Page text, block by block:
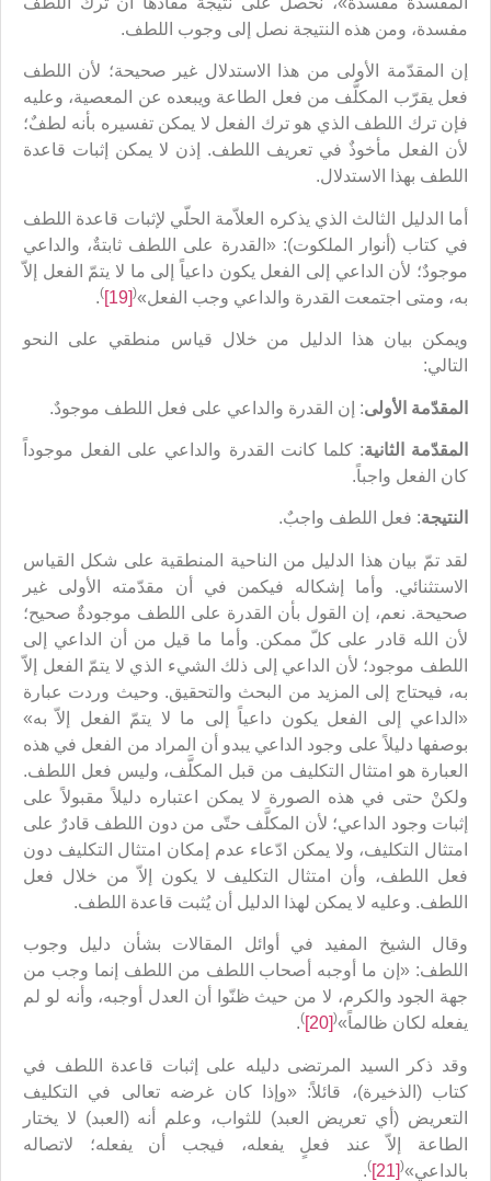
مفسدة، ومن هذه النتيجة نصل إلى وجوب اللطف.
إن المقدّمة الأولى من هذا الاستدلال غير صحيحة؛ لأن اللطف
فعل يقرّب المكلَّف من فعل الطاعة ويبعده عن المعصية، وعليه
فإن ترك اللطف الذي هو ترك الفعل لا يمكن تفسيره بأنه لطفٌ؛
لأن الفعل مأخوذٌ في تعريف اللطف. إذن لا يمكن إثبات قاعدة
اللطف بهذا الاستدلال.
أما الدليل الثالث الذي يذكره العلاّمة الحلّي لإثبات قاعدة اللطف
في كتاب (أنوار الملكوت): «القدرة على اللطف ثابتةٌ، والداعي
موجودٌ؛ لأن الداعي إلى الفعل يكون داعياً إلى ما لا يتمّ الفعل إلاّ
به، ومتى اجتمعت القدرة والداعي وجب الفعل»(
[19]
)
.
ويمكن بيان هذا الدليل من خلال قياس منطقي على النحو
التالي:
المقدّمة الأولى: إن القدرة والداعي على فعل اللطف موجودٌ.
المقدّمة الثانية: كلما كانت القدرة والداعي على الفعل موجوداً
كان الفعل واجباً.
النتيجة: فعل اللطف واجبٌ.
لقد تمّ بيان هذا الدليل من الناحية المنطقية على شكل القياس
الاستثنائي. وأما إشكاله فيكمن في أن مقدّمته الأولى غير
صحيحة. نعم، إن القول بأن القدرة على اللطف موجودةٌ صحيح؛
لأن الله قادر على كلّ ممكن. وأما ما قيل من أن الداعي إلى
اللطف موجود؛ لأن الداعي إلى ذلك الشيء الذي لا يتمّ الفعل إلاّ
به، فيحتاج إلى المزيد من البحث والتحقيق. وحيث وردت عبارة
«الداعي إلى الفعل يكون داعياً إلى ما لا يتمّ الفعل إلاّ به»
بوصفها دليلاً على وجود الداعي يبدو أن المراد من الفعل في هذه
العبارة هو امتثال التكليف من قبل المكلَّف، وليس فعل اللطف.
ولكنْ حتى في هذه الصورة لا يمكن اعتباره دليلاً مقبولاً على
إثبات وجود الداعي؛ لأن المكلَّف حتّى من دون اللطف قادرٌ على
امتثال التكليف، ولا يمكن ادّعاء عدم إمكان امتثال التكليف دون
فعل اللطف، وأن امتثال التكليف لا يكون إلاّ من خلال فعل
اللطف. وعليه لا يمكن لهذا الدليل أن يُثبت قاعدة اللطف.
وقال الشيخ المفيد في أوائل المقالات بشأن دليل وجوب
اللطف: «إن ما أوجبه أصحاب اللطف من اللطف إنما وجب من
جهة الجود والكرم، لا من حيث ظنّوا أن العدل أوجبه، وأنه لو لم
يفعله لكان ظالماً»(
[20]
)
.
وقد ذكر السيد المرتضى دليله على إثبات قاعدة اللطف في
كتاب (الذخيرة)، قائلاً: «وإذا كان غرضه تعالى في التكليف
التعريض (أي تعريض العبد) للثواب، وعلم أنه (العبد) لا يختار
الطاعة إلاّ عند فعلٍ يفعله، فيجب أن يفعله؛ لاتصاله
بالداعي»(
[21]
)
.